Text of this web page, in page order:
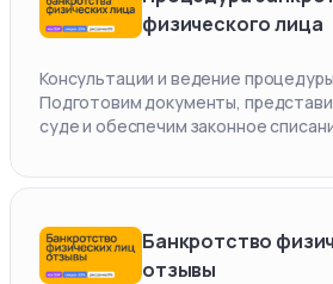
физического лица
Консультации и ведение
Подготовим документы,
суде и обеспечим законное
Банкротство
отзывы